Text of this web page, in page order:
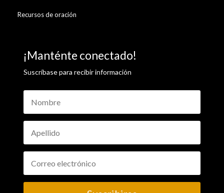
Recursos de oración
¡Manténte conectado!
Suscríbase para recibir información